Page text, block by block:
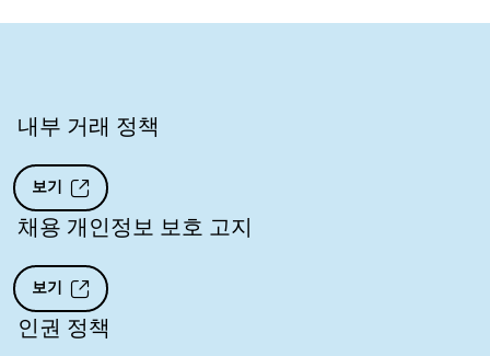
내부 거래 정책
보기
채용 개인정보 보호 고지
보기
인권 정책